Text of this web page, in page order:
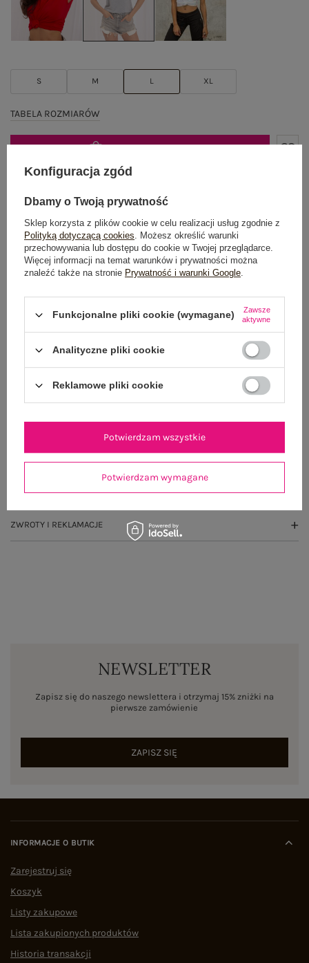
S M L XL
TABELA ROZMIARÓW
DODAJ DO KOSZYKA
Możesz kupić także poprzez:
Dostawaod 7,99 zł
Do darmowej dostawy brakuje 200,00 zł
100 dni na zwrot
WYSYŁKA I DOSTAWA
ZWROTY I REKLAMACJE
NEWSLETTER
Zapisz się do naszego newslettera i otrzymaj 15% zniżki na
pierwsze zamówienie
ZAPISZ SIĘ
INFORMACJE O BUTIK
Zarejestruj się
Koszyk
Listy zakupowe
Lista zakupionych produktów
Historia transakcji
Konfiguracja zgód
Dbamy o Twoją prywatność
Sklep korzysta z plików cookie w celu realizacji usług zgodnie z
Polityką dotyczącą cookies. Możesz określić warunki
przechowywania lub dostępu do cookie w Twojej przeglądarce.
Więcej informacji na temat warunków i prywatności można
znaleźć także na stronie Prywatność i warunki Google.
Funkcjonalne pliki cookie (wymagane)
Zawsze
aktywne
Analityczne pliki cookie
Reklamowe pliki cookie
Potwierdzam wymagane
Potwierdzam wszystkie